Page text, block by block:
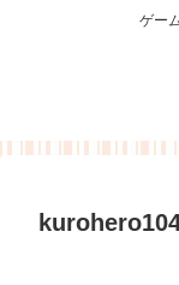
ゲー